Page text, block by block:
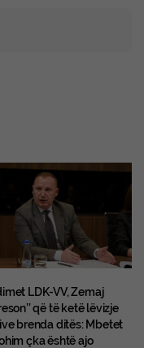
LDK-VV, Zemaj
që të ketë lëvizje
brenda ditës: Mbetet
çka është ajo